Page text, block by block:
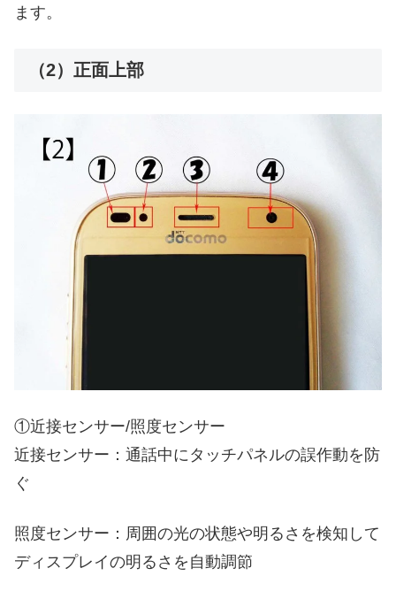
ます。
（2）正面上部
①近接センサー/照度センサー
近接センサー：通話中にタッチパネルの誤作動を防
ぐ
照度センサー：周囲の光の状態や明るさを検知して
ディスプレイの明るさを自動調節